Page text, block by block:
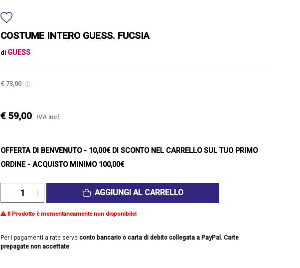
COSTUME INTERO GUESS. FUCSIA
di GUESS
€ 73,00
€ 59,00 IVA incl.
OFFERTA DI BENVENUTO- 10,00€ DI SCONTO NEL CARRELLO SUL TUO PRIMO
ORDINE - ACQUISTO MINIMO 100,00€
AGGIUNGI AL CARRELLO
Il Prodotto è momentaneamente non disponibile!
Per i pagamenti a rate serve conto bancario o carta di debito collegata a PayPal. Carte
prepagate non accettate.